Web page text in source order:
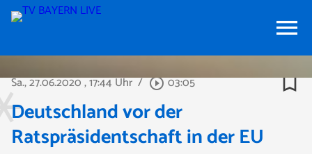
menu
Sa., 27.06.2020, 17:44 Uhr / play_circle_outline03:05 bookmark_border
Deutschland vor der
Ratspräsidentschaft in der EU